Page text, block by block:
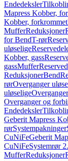
Endedeksler
Mapress Kobber,
Kobber, forkrommet
MufferReduksjoner
for BendT-rør
uløselige
Kobber, gass
gassMuffer
ReduksjonerBend
rørOverganger
uløselige
Overganger og
Endedeksler
Geberit Mapress
rørSystempakninger
CuNiFeGeberit
CuNiFeSystemrør
MufferReduksjoner